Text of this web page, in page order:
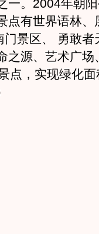
一。2004年朝
点有世界语林、
景区、 勇敢者
之源、艺术广场
点，实现绿化